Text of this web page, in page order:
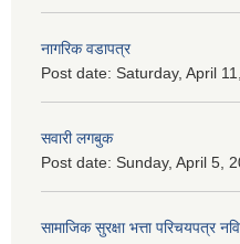
नागरिक वडापत्र
Post date: Saturday, April
सवारी लगबुक
Post date: Sunday, April 5,
सामाजिक सुरक्षा भत्ता परिचयपत्र